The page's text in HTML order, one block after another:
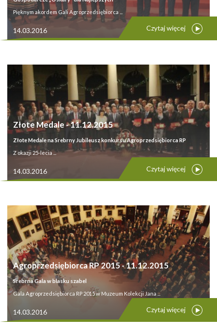
Pięknym akordem Gali Agroprzedsiębiorca ...
14.03.2016 Czytaj więcej
Złote Medale - 11.12.2015
Złote Medale na Srebrny Jubileusz konkursu Agroprzedsiębiorca RP
Z okazji 25-lecia ...
14.03.2016 Czytaj więcej
Agroprzedsiębiorca RP 2015 - 11.12.2015
Srebrna Gala w blasku szabel
Gala Agroprzedsiębiorca RP 2015 w Muzeum Kolekcji Jana ...
14.03.2016 Czytaj więcej